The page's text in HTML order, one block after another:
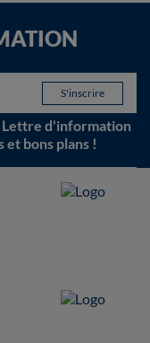
d'information
bons plans !